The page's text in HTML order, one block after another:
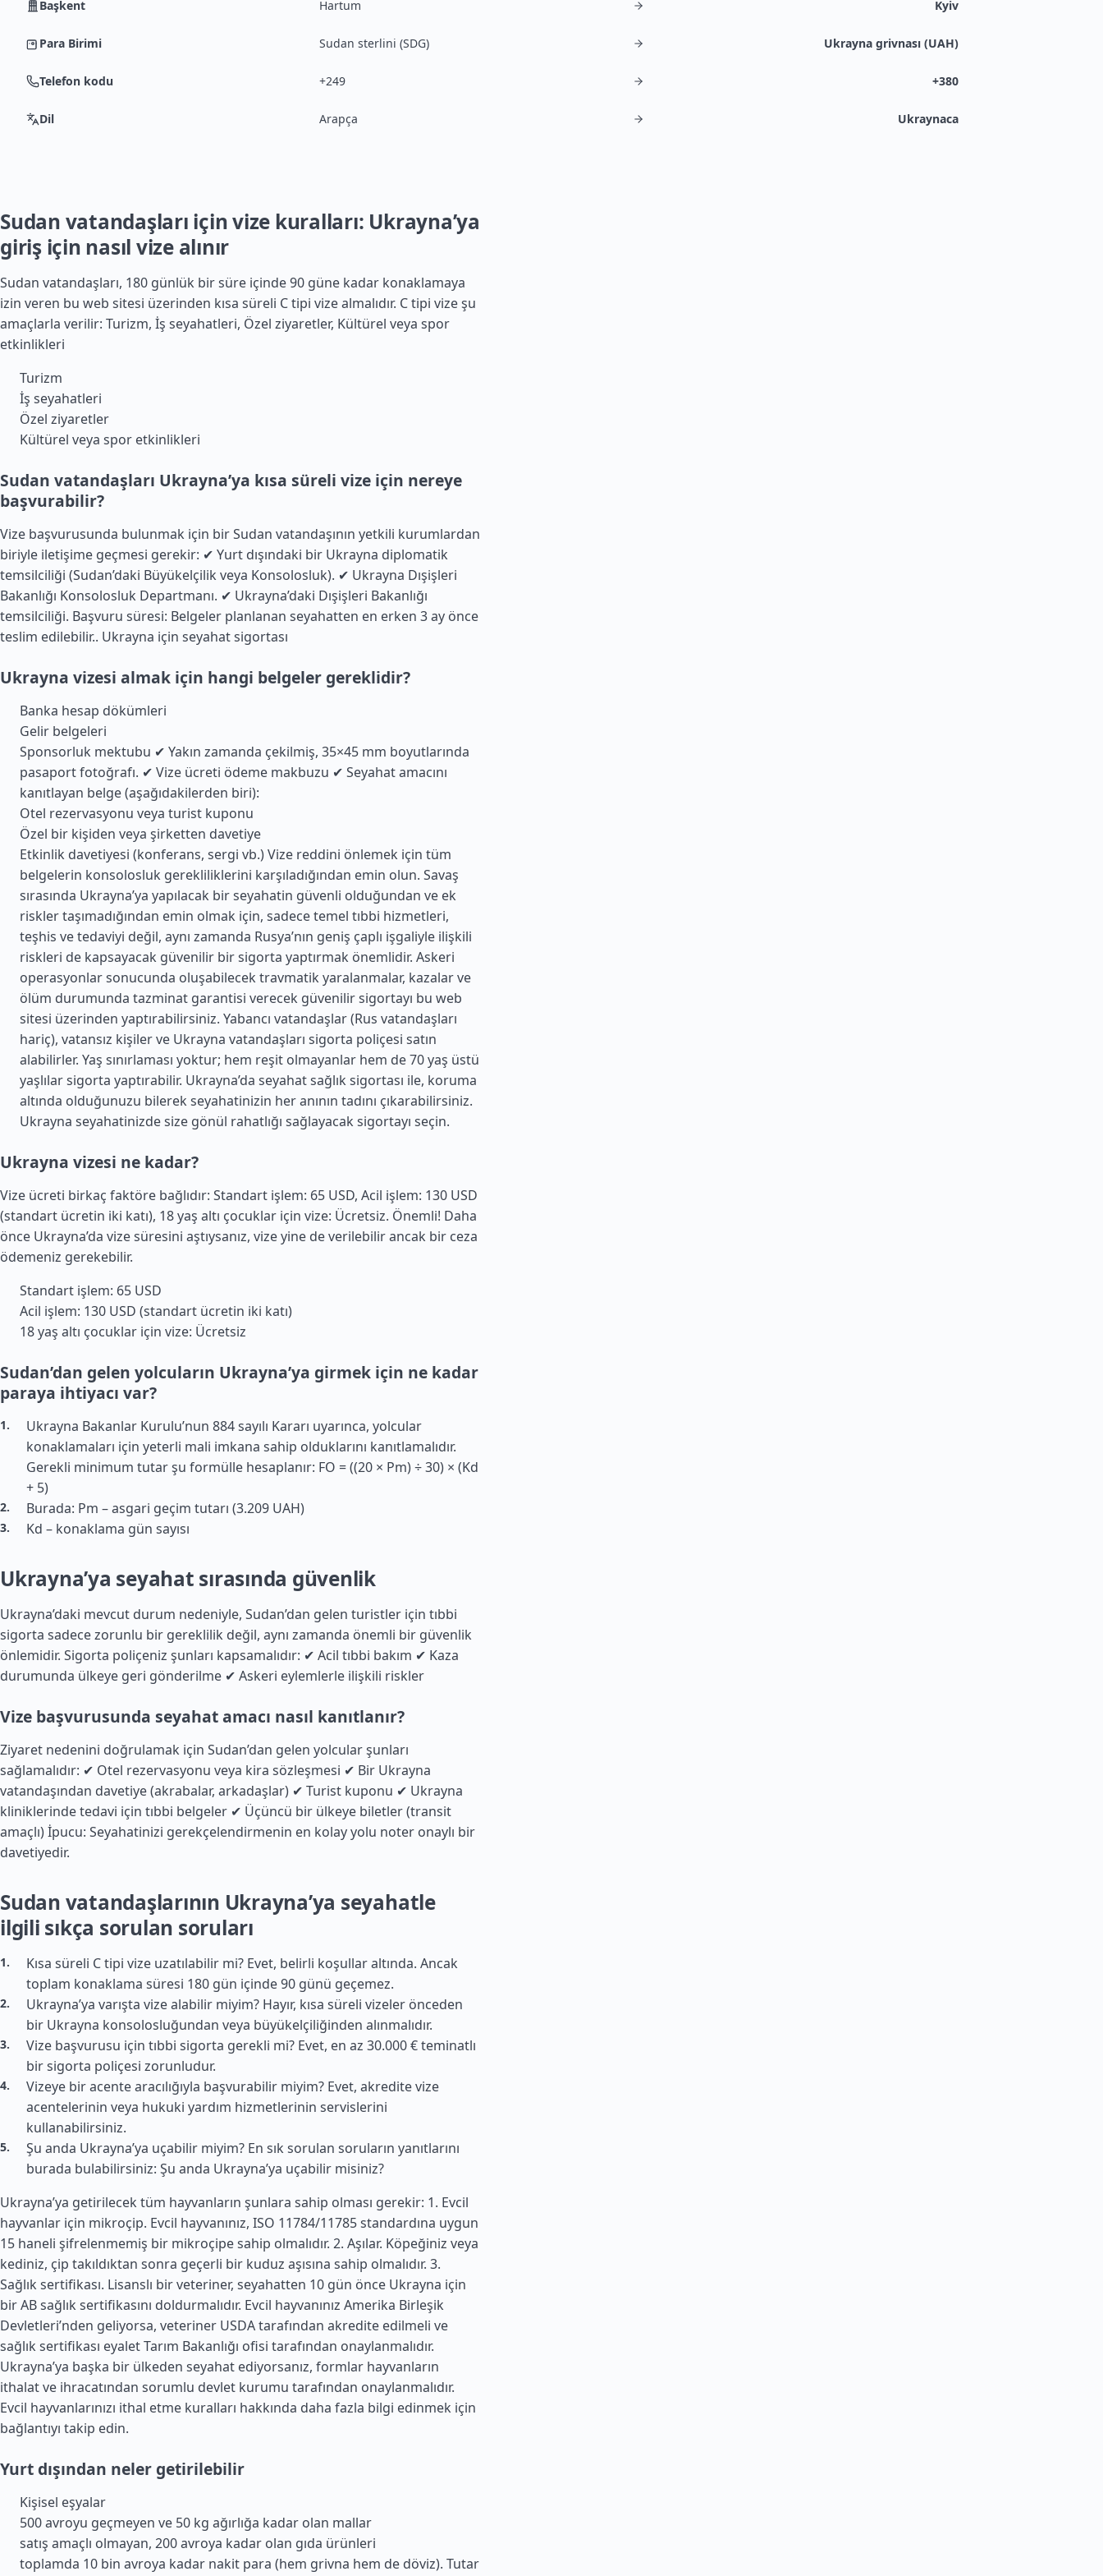
Başkent Hartum Kyiv
Para Birimi Sudan sterlini (SDG) Ukrayna grivnası (UAH)
Telefon kodu +249 +380
Dil Arapça Ukraynaca
Sudan vatandaşları için vize kuralları: Ukrayna’ya
giriş için nasıl vize alınır
Sudan vatandaşları, 180 günlük bir süre içinde 90 güne kadar konaklamaya
izin veren bu web sitesi üzerinden kısa süreli C tipi vize almalıdır. C tipi vize şu
amaçlarla verilir: Turizm, İş seyahatleri, Özel ziyaretler, Kültürel veya spor
etkinlikleri
Turizm
İş seyahatleri
Özel ziyaretler
Kültürel veya spor etkinlikleri
Sudan vatandaşları Ukrayna’ya kısa süreli vize için nereye
başvurabilir?
Vize başvurusunda bulunmak için bir Sudan vatandaşının yetkili kurumlardan
biriyle iletişime geçmesi gerekir: ✔ Yurt dışındaki bir Ukrayna diplomatik
temsilciliği (Sudan’daki Büyükelçilik veya Konsolosluk). ✔ Ukrayna Dışişleri
Bakanlığı Konsolosluk Departmanı. ✔ Ukrayna’daki Dışişleri Bakanlığı
temsilciliği. Başvuru süresi: Belgeler planlanan seyahatten en erken 3 ay önce
teslim edilebilir.. Ukrayna için seyahat sigortası
Ukrayna vizesi almak için hangi belgeler gereklidir?
Banka hesap dökümleri
Gelir belgeleri
Sponsorluk mektubu ✔ Yakın zamanda çekilmiş, 35×45 mm boyutlarında
pasaport fotoğrafı. ✔ Vize ücreti ödeme makbuzu ✔ Seyahat amacını
kanıtlayan belge (aşağıdakilerden biri):
Otel rezervasyonu veya turist kuponu
Özel bir kişiden veya şirketten davetiye
Etkinlik davetiyesi (konferans, sergi vb.) Vize reddini önlemek için tüm
belgelerin konsolosluk gerekliliklerini karşıladığından emin olun. Savaş
sırasında Ukrayna’ya yapılacak bir seyahatin güvenli olduğundan ve ek
riskler taşımadığından emin olmak için, sadece temel tıbbi hizmetleri,
teşhis ve tedaviyi değil, aynı zamanda Rusya’nın geniş çaplı işgaliyle ilişkili
riskleri de kapsayacak güvenilir bir sigorta yaptırmak önemlidir. Askeri
operasyonlar sonucunda oluşabilecek travmatik yaralanmalar, kazalar ve
ölüm durumunda tazminat garantisi verecek güvenilir sigortayı bu web
sitesi üzerinden yaptırabilirsiniz. Yabancı vatandaşlar (Rus vatandaşları
hariç), vatansız kişiler ve Ukrayna vatandaşları sigorta poliçesi satın
alabilirler. Yaş sınırlaması yoktur; hem reşit olmayanlar hem de 70 yaş üstü
yaşlılar sigorta yaptırabilir. Ukrayna’da seyahat sağlık sigortası ile, koruma
altında olduğunuzu bilerek seyahatinizin her anının tadını çıkarabilirsiniz.
Ukrayna seyahatinizde size gönül rahatlığı sağlayacak sigortayı seçin.
Ukrayna vizesi ne kadar?
Vize ücreti birkaç faktöre bağlıdır: Standart işlem: 65 USD, Acil işlem: 130 USD
(standart ücretin iki katı), 18 yaş altı çocuklar için vize: Ücretsiz. Önemli! Daha
önce Ukrayna’da vize süresini aştıysanız, vize yine de verilebilir ancak bir ceza
ödemeniz gerekebilir.
Standart işlem: 65 USD
Acil işlem: 130 USD (standart ücretin iki katı)
18 yaş altı çocuklar için vize: Ücretsiz
Sudan’dan gelen yolcuların Ukrayna’ya girmek için ne kadar
paraya ihtiyacı var?
Ukrayna Bakanlar Kurulu’nun 884 sayılı Kararı uyarınca, yolcular
konaklamaları için yeterli mali imkana sahip olduklarını kanıtlamalıdır.
Gerekli minimum tutar şu formülle hesaplanır: FO = ((20 × Pm) ÷ 30) × (Kd
+ 5)
Burada: Pm – asgari geçim tutarı (3.209 UAH)
Kd – konaklama gün sayısı
Ukrayna’ya seyahat sırasında güvenlik
Ukrayna’daki mevcut durum nedeniyle, Sudan’dan gelen turistler için tıbbi
sigorta sadece zorunlu bir gereklilik değil, aynı zamanda önemli bir güvenlik
önlemidir. Sigorta poliçeniz şunları kapsamalıdır: ✔ Acil tıbbi bakım ✔ Kaza
durumunda ülkeye geri gönderilme ✔ Askeri eylemlerle ilişkili riskler
Vize başvurusunda seyahat amacı nasıl kanıtlanır?
Ziyaret nedenini doğrulamak için Sudan’dan gelen yolcular şunları
sağlamalıdır: ✔ Otel rezervasyonu veya kira sözleşmesi ✔ Bir Ukrayna
vatandaşından davetiye (akrabalar, arkadaşlar) ✔ Turist kuponu ✔ Ukrayna
kliniklerinde tedavi için tıbbi belgeler ✔ Üçüncü bir ülkeye biletler (transit
amaçlı) İpucu: Seyahatinizi gerekçelendirmenin en kolay yolu noter onaylı bir
davetiyedir.
Sudan vatandaşlarının Ukrayna’ya seyahatle
ilgili sıkça sorulan soruları
Kısa süreli C tipi vize uzatılabilir mi? Evet, belirli koşullar altında. Ancak
toplam konaklama süresi 180 gün içinde 90 günü geçemez.
Ukrayna’ya varışta vize alabilir miyim? Hayır, kısa süreli vizeler önceden
bir Ukrayna konsolosluğundan veya büyükelçiliğinden alınmalıdır.
Vize başvurusu için tıbbi sigorta gerekli mi? Evet, en az 30.000 € teminatlı
bir sigorta poliçesi zorunludur.
Vizeye bir acente aracılığıyla başvurabilir miyim? Evet, akredite vize
acentelerinin veya hukuki yardım hizmetlerinin servislerini
kullanabilirsiniz.
Şu anda Ukrayna’ya uçabilir miyim? En sık sorulan soruların yanıtlarını
burada bulabilirsiniz: Şu anda Ukrayna’ya uçabilir misiniz?
Ukrayna’ya getirilecek tüm hayvanların şunlara sahip olması gerekir: 1. Evcil
hayvanlar için mikroçip. Evcil hayvanınız, ISO 11784/11785 standardına uygun
15 haneli şifrelenmemiş bir mikroçipe sahip olmalıdır. 2. Aşılar. Köpeğiniz veya
kediniz, çip takıldıktan sonra geçerli bir kuduz aşısına sahip olmalıdır. 3.
Sağlık sertifikası. Lisanslı bir veteriner, seyahatten 10 gün önce Ukrayna için
bir AB sağlık sertifikasını doldurmalıdır. Evcil hayvanınız Amerika Birleşik
Devletleri’nden geliyorsa, veteriner USDA tarafından akredite edilmeli ve
sağlık sertifikası eyalet Tarım Bakanlığı ofisi tarafından onaylanmalıdır.
Ukrayna’ya başka bir ülkeden seyahat ediyorsanız, formlar hayvanların
ithalat ve ihracatından sorumlu devlet kurumu tarafından onaylanmalıdır.
Evcil hayvanlarınızı ithal etme kuralları hakkında daha fazla bilgi edinmek için
bağlantıyı takip edin.
Yurt dışından neler getirilebilir
Kişisel eşyalar
500 avroyu geçmeyen ve 50 kg ağırlığa kadar olan mallar
satış amaçlı olmayan, 200 avroya kadar olan gıda ürünleri
toplamda 10 bin avroya kadar nakit para (hem grivna hem de döviz). Tutar